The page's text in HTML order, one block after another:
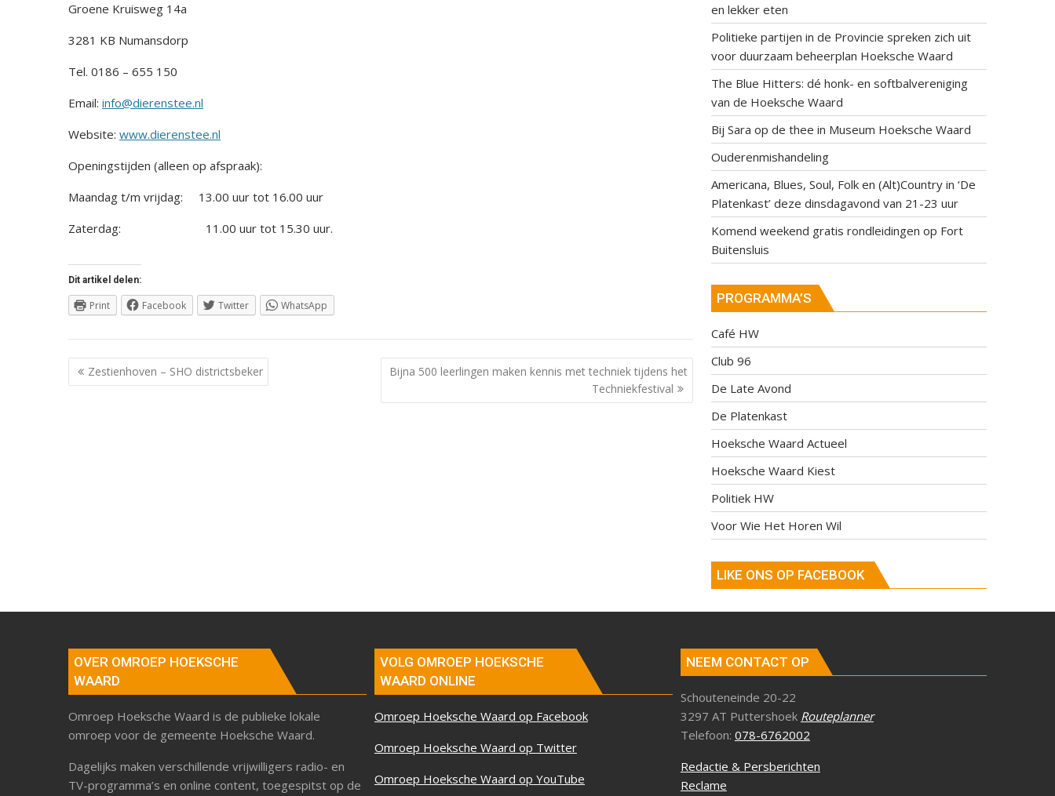
Groene Kruisweg 14a
3281 KB Numansdorp
Tel. 0186 – 655 150
Email: info@dierenstee.nl
Website: www.dierenstee.nl
Openingstijden (alleen op afspraak):
Maandag t/m vrijdag: 13.00 uur tot 16.00 uur
Zaterdag: 11.00 uur tot 15.30 uur.
Dit artikel delen:
Print Facebook Twitter WhatsApp
Berichtnavigatie
Zestienhoven – SHO districtsbeker
Bijna 500 leerlingen maken kennis met techniek tijdens het
Techniekfestival
en lekker eten
Politieke partijen in de Provincie spreken zich uit
voor duurzaam beheerplan Hoeksche Waard
The Blue Hitters: dé honk- en softbalvereniging
van de Hoeksche Waard
Bij Sara op de thee in Museum Hoeksche Waard
Ouderenmishandeling
Americana, Blues, Soul, Folk en (Alt)Country in ‘De
Platenkast’ deze dinsdagavond van 21-23 uur
Komend weekend gratis rondleidingen op Fort
Buitensluis
PROGRAMMA’S
Café HW
Club 96
De Late Avond
De Platenkast
Hoeksche Waard Actueel
Hoeksche Waard Kiest
Politiek HW
Voor Wie Het Horen Wil
LIKE ONS OP FACEBOOK
OVER OMROEP HOEKSCHE
WAARD
Omroep Hoeksche Waard is de publieke lokale
omroep voor de gemeente Hoeksche Waard.
Dagelijks maken verschillende vrijwilligers radio- en
TV-programma’s en online content, toegespitst op de
VOLG OMROEP HOEKSCHE
WAARD ONLINE
Omroep Hoeksche Waard op Facebook
Omroep Hoeksche Waard op Twitter
Omroep Hoeksche Waard op YouTube
NEEM CONTACT OP
Schouteneinde 20-22
3297 AT Puttershoek Routeplanner
Telefoon: 078-6762002
Redactie & Persberichten
Reclame